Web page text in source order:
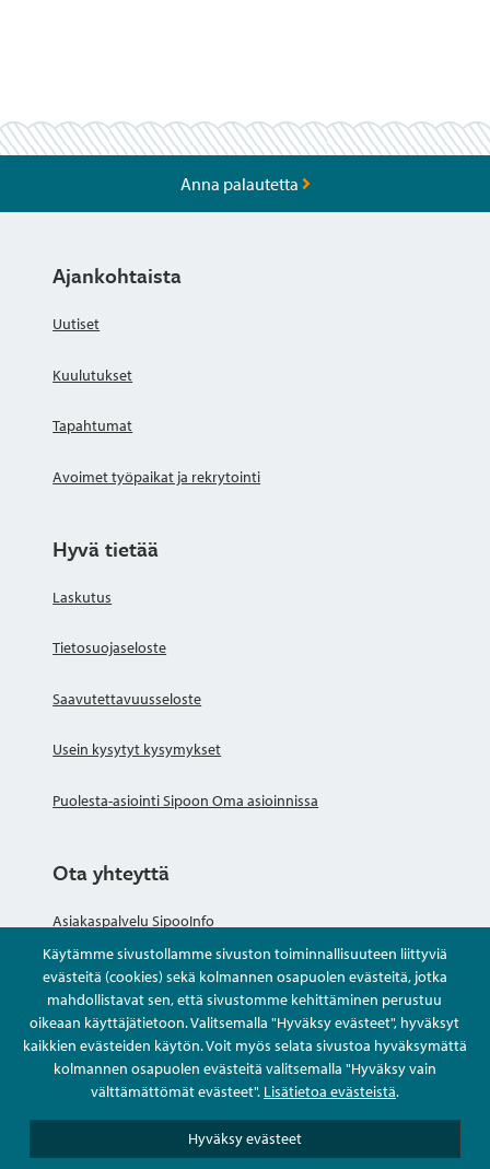
Käytämme sivustollamme sivuston toiminnallisuuteen liittyviä
evästeitä (cookies) sekä kolmannen osapuolen evästeitä, jotka
mahdollistavat sen, että sivustomme kehittäminen perustuu
oikeaan käyttäjätietoon. Valitsemalla "Hyväksy evästeet", hyväksyt
kaikkien evästeiden käytön. Voit myös selata sivustoa hyväksymättä
kolmannen osapuolen evästeitä valitsemalla "Hyväksy vain
välttämättömät evästeet". Lisätietoa evästeistä.
Hyväksy evästeet
Anna palautetta
Ajankohtaista
Uutiset
Kuulutukset
Tapahtumat
Avoimet työpaikat ja rekrytointi
Hyvä tietää
Laskutus
Tietosuojaseloste
Saavutettavuusseloste
Usein kysytyt kysymykset
Puolesta-asiointi Sipoon Oma asioinnissa
Ota yhteyttä
Asiakaspalvelu SipooInfo
Anna palautetta nimettömästi
Kysy tai asioi
Yhteystiedot